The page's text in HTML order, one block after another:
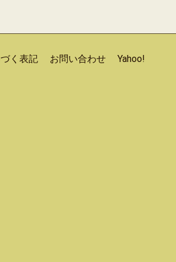
く表記 お問い合わせ Yahoo!